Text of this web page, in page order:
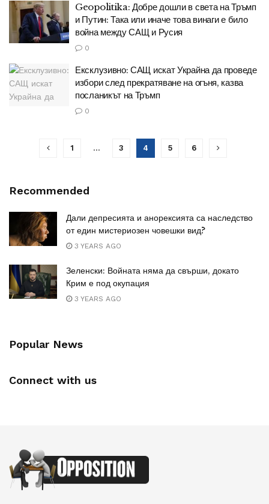
Geopolitika: Добре дошли в света на Тръмп
и Путин: Така или иначе това винаги е било
война между САЩ и Русия
0
Ексклузивно: САЩ искат Украйна да проведе
избори след прекратяване на огъня, казва
посланикът на Тръмп
0
1 … 3 4 5 6
Recommended
Дали депресията и анорексията са наследство
от един мистериозен човешки вид?
3 YEARS AGO
Зеленски: Войната няма да свърши, докато
Крим е под окупация
3 YEARS AGO
Popular News
Connect with us